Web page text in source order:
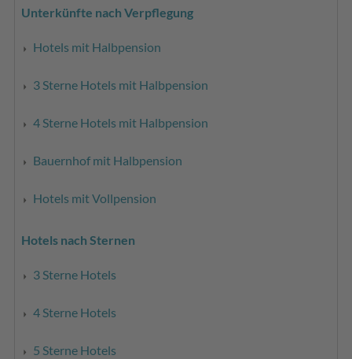
Unterkünfte nach Verpflegung
Hotels mit Halbpension
3 Sterne Hotels mit Halbpension
4 Sterne Hotels mit Halbpension
Bauernhof mit Halbpension
Hotels mit Vollpension
Hotels nach Sternen
3 Sterne Hotels
4 Sterne Hotels
5 Sterne Hotels